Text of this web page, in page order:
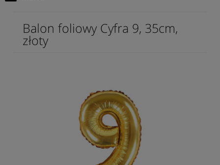
Balon foliowy Cyfra 9, 35cm,
złoty